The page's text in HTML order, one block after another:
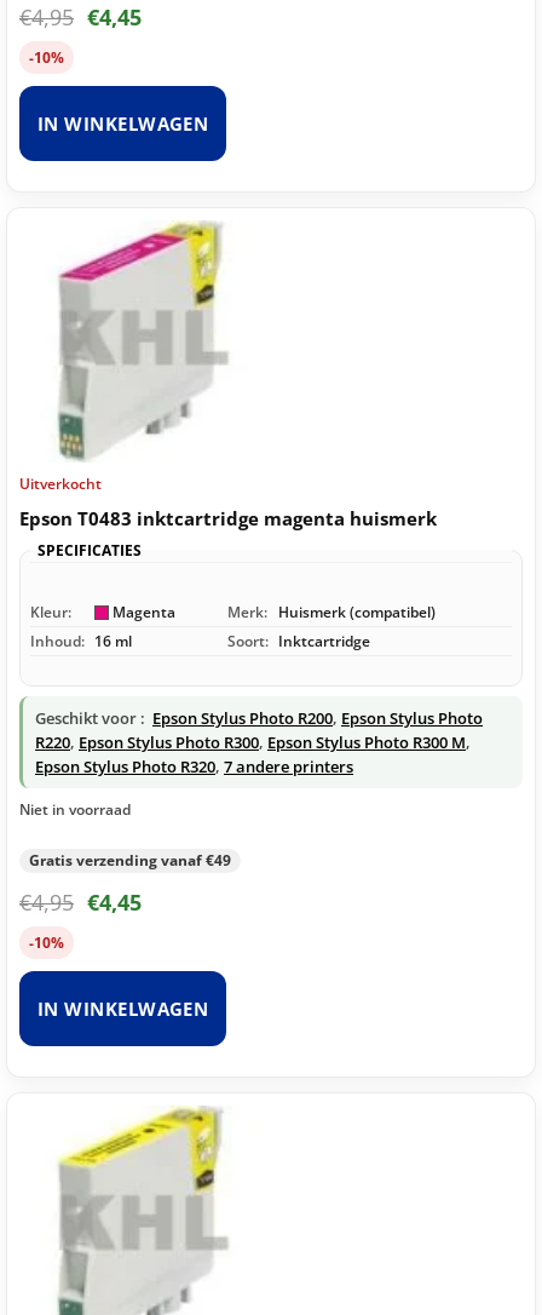
€4,95 €4,45
-10%
IN WINKELWAGEN
Uitverkocht
Epson T0483 inktcartridge magenta huismerk
SPECIFICATIES
Kleur: Magenta Merk: Huismerk (compatibel)
Inhoud: 16 ml Soort: Inktcartridge
Geschikt voor : Epson Stylus Photo R200, Epson Stylus Photo
R220, Epson Stylus Photo R300, Epson Stylus Photo R300 M,
Epson Stylus Photo R320, 7 andere printers
Niet in voorraad
Gratis verzending vanaf €49
€4,95 €4,45
-10%
IN WINKELWAGEN